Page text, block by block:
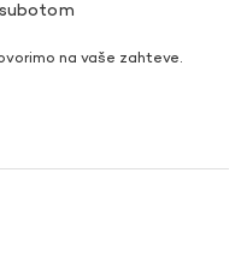
na vaše zahteve.